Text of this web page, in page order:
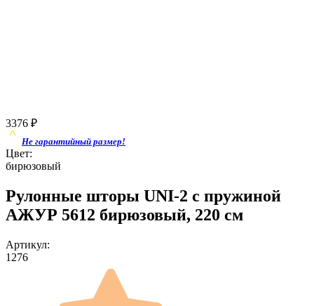
3376 ₽
Не гарантийный размер!
Цвет:
бирюзовый
Рулонные шторы UNI-2 с пружиной
АЖУР 5612 бирюзовый, 220 см
Артикул:
1276